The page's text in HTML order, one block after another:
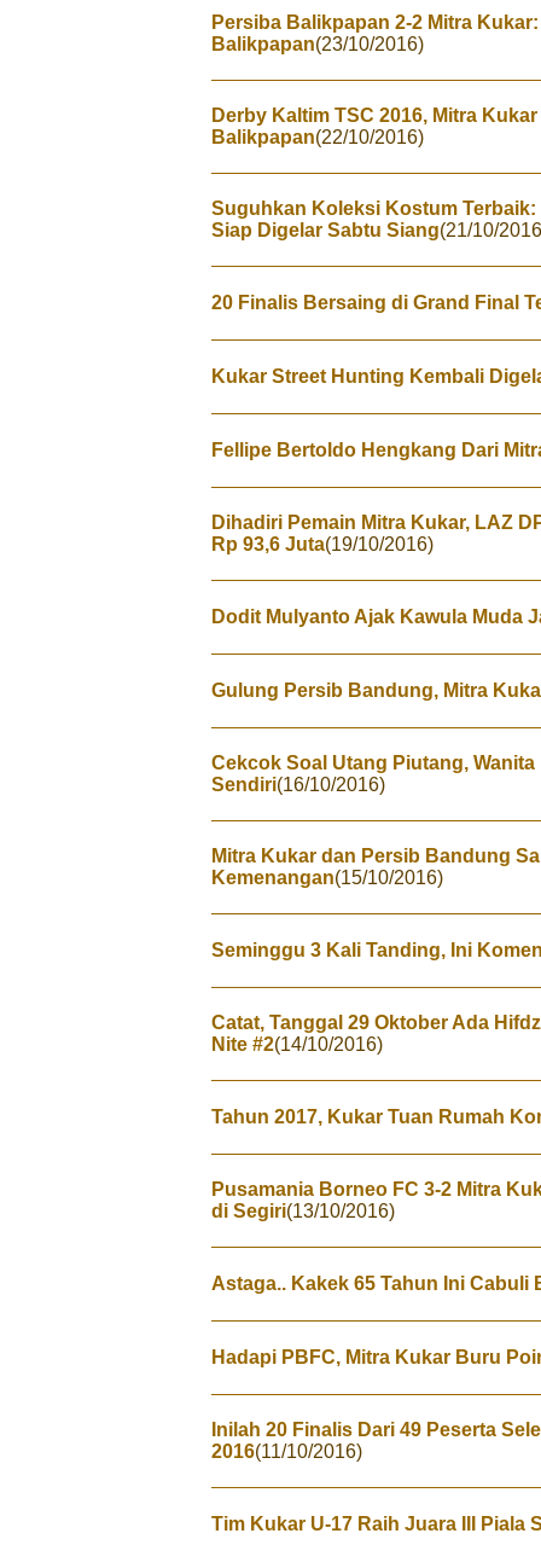
Persiba Balikpapan 2-2 Mitra
Balikpapan(23/10/2016)
Derby Kaltim TSC 2016, Mitra
Balikpapan(22/10/2016)
Suguhkan Koleksi Kostum
Siap Digelar Sabtu Siang(21/10/
20 Finalis Bersaing di Grand Final
Kukar Street Hunting Kembali
Fellipe Bertoldo Hengkang Dari
Dihadiri Pemain Mitra Kukar, LAZ
Rp 93,6 Juta(19/10/2016)
Dodit Mulyanto Ajak Kawula Muda
Gulung Persib Bandung, Mitra
Cekcok Soal Utang Piutang,
Sendiri(16/10/2016)
Mitra Kukar dan Persib Bandung
Kemenangan(15/10/2016)
Seminggu 3 Kali Tanding, Ini
Catat, Tanggal 29 Oktober Ada
Nite #2(14/10/2016)
Tahun 2017, Kukar Tuan Rumah
Pusamania Borneo FC 3-2 Mitra
di Segiri(13/10/2016)
Astaga.. Kakek 65 Tahun Ini Cabuli
Hadapi PBFC, Mitra Kukar Buru
Inilah 20 Finalis Dari 49 Peserta
2016(11/10/2016)
Tim Kukar U-17 Raih Juara III Piala